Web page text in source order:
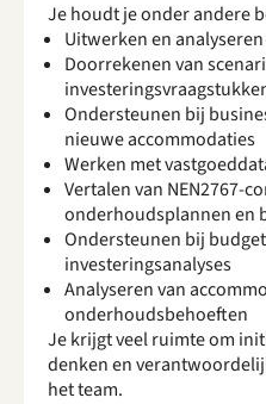
Je houdt je onder andere
Uitwerken en
Doorrekenen van
Ondersteunen bij
nieuwe accommodaties
Werken met
Vertalen van NEN2767-
onderhoudsplannen en
Ondersteunen bij
investeringsanalyses
Analyseren van
onderhoudsbehoeften
Je krijgt veel ruimte om
denken en
het team.